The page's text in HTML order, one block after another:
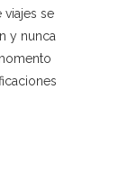
se
y nunca